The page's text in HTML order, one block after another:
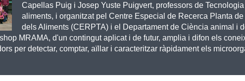
Capellas Puig i Josep Yuste Puigvert, professors de
aliments, i organitzat pel Centre Especial de Recerca Planta
dels Aliments (CERPTA) i el Departament de Ciència animal i
MRAMA, d'un contingut aplicat i de futur, amplia i difon els
per detectar, comptar, aïllar i caracteritzar ràpidament els